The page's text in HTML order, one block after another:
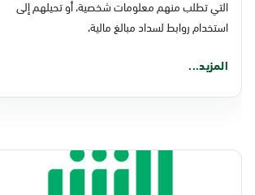
التي تطلب منهم معلومات شخصية، أو تحيلهم إلى
استخدام روابط لسداد مبالغ مالية،
المزيد...